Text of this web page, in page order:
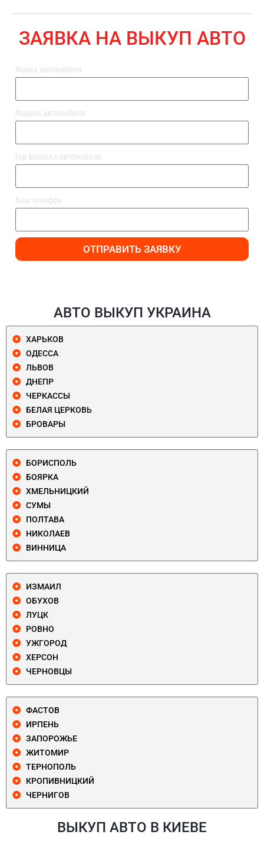
ЗАЯВКА НА ВЫКУП АВТО
Марка автомобиля
Модель автомобиля
Год выпуска автомобиля
Ваш телефон
ОТПРАВИТЬ ЗАЯВКУ
АВТО ВЫКУП УКРАИНА
ХАРЬКОВ
ОДЕССА
ЛЬВОВ
ДНЕПР
ЧЕРКАССЫ
БЕЛАЯ ЦЕРКОВЬ
БРОВАРЫ
БОРИСПОЛЬ
БОЯРКА
ХМЕЛЬНИЦКИЙ
СУМЫ
ПОЛТАВА
НИКОЛАЕВ
ВИННИЦА
ИЗМАИЛ
ОБУХОВ
ЛУЦК
РОВНО
УЖГОРОД
ХЕРСОН
ЧЕРНОВЦЫ
ФАСТОВ
ИРПЕНЬ
ЗАПОРОЖЬЕ
ЖИТОМИР
ТЕРНОПОЛЬ
КРОПИВНИЦКИЙ
ЧЕРНИГОВ
ВЫКУП АВТО В КИЕВЕ